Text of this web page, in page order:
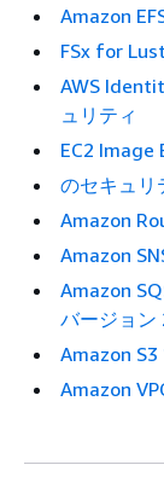
Amazon
FSx for
AWS
ュリティ
EC2 Image
のセキュリ
Amazon
Amazon
Amazon
バージョン
Amazon S3
Amazon